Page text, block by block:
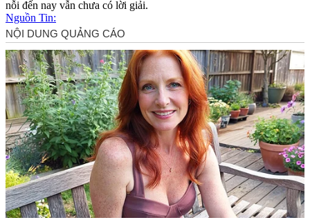
nỗi đến nay vẫn chưa có lời giải.
Nguồn Tin: